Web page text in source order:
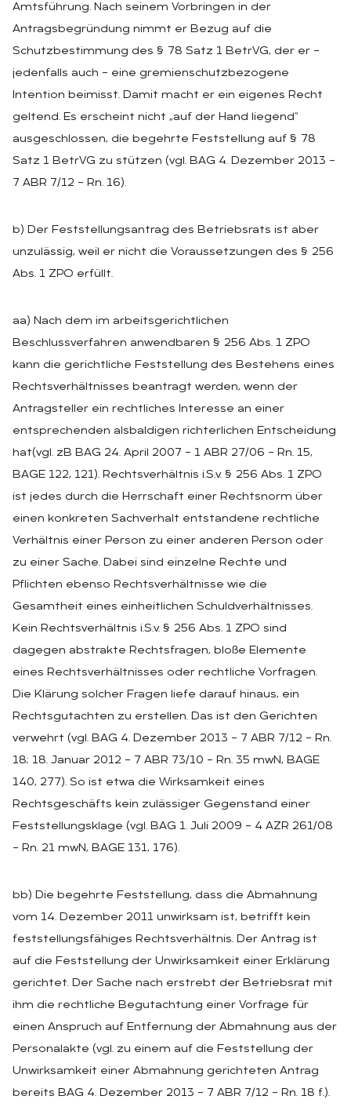
Amtsführung. Nach seinem Vorbringen in der
Antragsbegründung nimmt er Bezug auf die
Schutzbestimmung des § 78 Satz 1 BetrVG, der er –
jedenfalls auch – eine gremienschutzbezogene
Intention beimisst. Damit macht er ein eigenes Recht
geltend. Es erscheint nicht „auf der Hand liegend“
ausgeschlossen, die begehrte Feststellung auf § 78
Satz 1 BetrVG zu stützen (vgl. BAG 4. Dezember 2013 –
7 ABR 7/12 – Rn. 16).
b) Der Feststellungsantrag des Betriebsrats ist aber
unzulässig, weil er nicht die Voraussetzungen des § 256
Abs. 1 ZPO erfüllt.
aa) Nach dem im arbeitsgerichtlichen
Beschlussverfahren anwendbaren § 256 Abs. 1 ZPO
kann die gerichtliche Feststellung des Bestehens eines
Rechtsverhältnisses beantragt werden, wenn der
Antragsteller ein rechtliches Interesse an einer
entsprechenden alsbaldigen richterlichen Entscheidung
hat(vgl. zB BAG 24. April 2007 – 1 ABR 27/06 – Rn. 15,
BAGE 122, 121). Rechtsverhältnis i.S.v. § 256 Abs. 1 ZPO
ist jedes durch die Herrschaft einer Rechtsnorm über
einen konkreten Sachverhalt entstandene rechtliche
Verhältnis einer Person zu einer anderen Person oder
zu einer Sache. Dabei sind einzelne Rechte und
Pflichten ebenso Rechtsverhältnisse wie die
Gesamtheit eines einheitlichen Schuldverhältnisses.
Kein Rechtsverhältnis i.S.v. § 256 Abs. 1 ZPO sind
dagegen abstrakte Rechtsfragen, bloße Elemente
eines Rechtsverhältnisses oder rechtliche Vorfragen.
Die Klärung solcher Fragen liefe darauf hinaus, ein
Rechtsgutachten zu erstellen. Das ist den Gerichten
verwehrt (vgl. BAG 4. Dezember 2013 – 7 ABR 7/12 – Rn.
18; 18. Januar 2012 – 7 ABR 73/10 – Rn. 35 mwN, BAGE
140, 277). So ist etwa die Wirksamkeit eines
Rechtsgeschäfts kein zulässiger Gegenstand einer
Feststellungsklage (vgl. BAG 1. Juli 2009 – 4 AZR 261/08
– Rn. 21 mwN, BAGE 131, 176).
bb) Die begehrte Feststellung, dass die Abmahnung
vom 14. Dezember 2011 unwirksam ist, betrifft kein
feststellungsfähiges Rechtsverhältnis. Der Antrag ist
auf die Feststellung der Unwirksamkeit einer Erklärung
gerichtet. Der Sache nach erstrebt der Betriebsrat mit
ihm die rechtliche Begutachtung einer Vorfrage für
einen Anspruch auf Entfernung der Abmahnung aus der
Personalakte (vgl. zu einem auf die Feststellung der
Unwirksamkeit einer Abmahnung gerichteten Antrag
bereits BAG 4. Dezember 2013 – 7 ABR 7/12 – Rn. 18 f.).